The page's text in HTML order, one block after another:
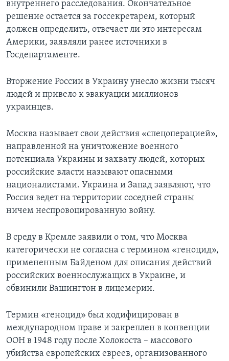
внутреннего расследования. Окончательное
решение остается за госсекретарем, который
должен определить, отвечает ли это интересам
Америки, заявляли ранее источники в
Госдепартаменте.
Вторжение России в Украину унесло жизни тысяч
людей и привело к эвакуации миллионов
украинцев.
Москва называет свои действия «спецоперацией»,
направленной на уничтожение военного
потенциала Украины и захвату людей, которых
российские власти называют опасными
националистами. Украина и Запад заявляют, что
Россия ведет на территории соседней страны
ничем неспровоцированную войну.
В среду в Кремле заявили о том, что Москва
категорически не согласна с термином «геноцид»,
примененным Байденом для описания действий
российских военнослужащих в Украине, и
обвинили Вашингтон в лицемерии.
Термин «геноцид» был кодифицирован в
международном праве и закреплен в конвенции
ООН в 1948 году после Холокоста – массового
убийства европейских евреев, организованного